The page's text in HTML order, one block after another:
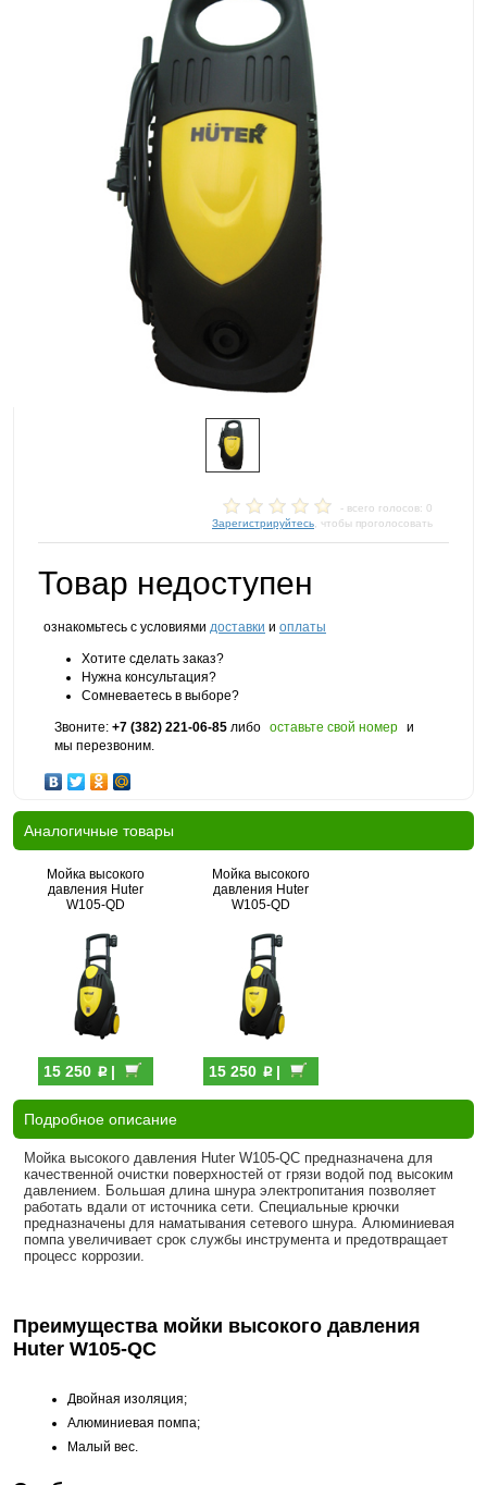
- всего голосов: 0
Зарегистрируйтесь , чтобы проголосовать
Товар недоступен
ознакомьтесь с условиями доставки и оплаты
Хотите сделать заказ?
Нужна консультация?
Сомневаетесь в выборе?
Звоните: +7 (382) 221-06-85 либо оставьте свой номер и
мы перезвоним.
Аналогичные товары
Мойка высокого
давления Huter
W105-QD
15 250 p|
Мойка высокого
давления Huter
W105-QD
15 250 p|
Подробное описание
Мойка высокого давления Huter W105-QC предназначена для
качественной очистки поверхностей от грязи водой под высоким
давлением. Большая длина шнура электропитания позволяет
работать вдали от источника сети. Специальные крючки
предназначены для наматывания сетевого шнура. Алюминиевая
помпа увеличивает срок службы инструмента и предотвращает
процесс коррозии.
Преимущества мойки высокого давления
Huter W105-QC
Двойная изоляция;
Алюминиевая помпа;
Малый вес.